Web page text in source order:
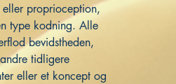
eller proprioception,
type kodning. Alle
bevidstheden,
tidligere
eller et koncept og